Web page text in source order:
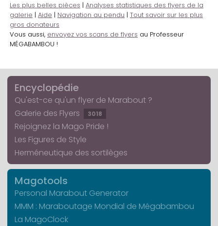
Les plus belles pièces | Analyses statistiques des flyers de la
galerie | Aide | Navigation au pendu | Tout savoir sur les plus
gros donateurs
Vous aussi, envoyez vos scans de flyers au Professeur
MÉGABAMBOU !
Encyclopédie
Qu'est-ce qu'un flyer de Marabout ?
Galerie des Flyers
3018
Rejoignez la Mago Pride !
Les Figures de Style
Herméneutique des sortilèges
Magotools
Personal Marabout Generator
MMM : Maraboutage Mondial de Mégabambou
La MagoClock